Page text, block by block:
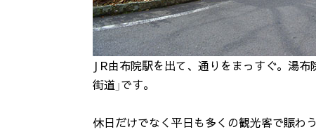
J R由布院駅を出て、通りをまっすぐ。湯布
街道」です。
休日だけでなく平日も多くの観光客で賑わ